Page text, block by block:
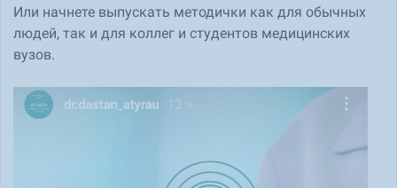
Или начнете выпускать методички как для обычных
людей, так и для коллег и студентов медицинских
вузов.